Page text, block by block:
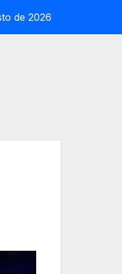
la sorpresa reoliana
de 2026